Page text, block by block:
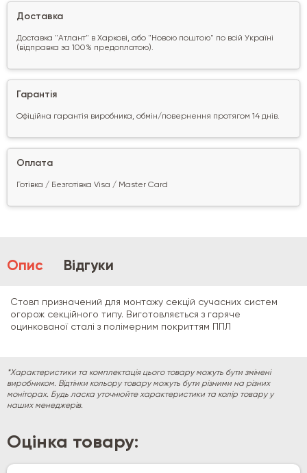
Доставка
Доставка "Атлант" в Харкові, або "Новою поштою" по всій Україні
(відправка за 100% предоплатою).
Гарантія
Офіційна гарантія виробника, обмін/повернення протягом 14 днів.
Оплата
Готівка / Безготівка Visa / Master Card
Опис Відгуки
Стовп призначений для монтажу секцій сучасних систем
огорож секційного типу. Виготовляється з гаряче
оцинкованої сталі з полімерним покриттям ППЛ
*Характеристики та комплектація цього товару можуть бути змінені
виробником. Відтінки кольору товару можуть бути різними на різних
моніторах. Будь ласка уточнюйте характеристики та колір товару у
наших менеджерів.
Оцінка товару: